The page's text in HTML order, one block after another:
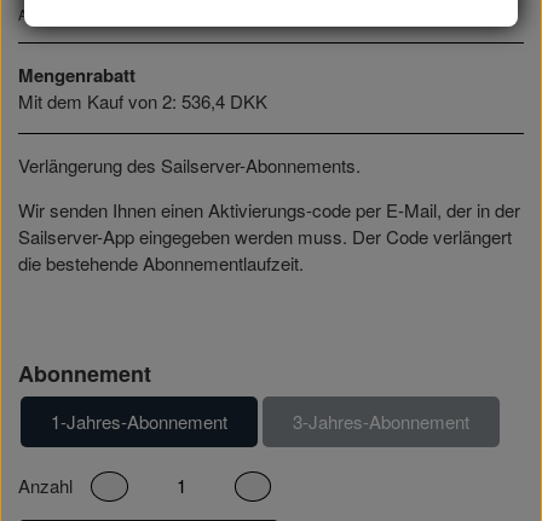
Artikelnummer: 51001
Mengenrabatt
Mit dem Kauf von 2: 536,4 DKK
Verlängerung des Sailserver-Abonnements.
Wir senden Ihnen einen Aktivierungs-code per E-Mail, der in der
Sailserver-App eingegeben werden muss. Der Code verlängert
die bestehende Abonnementlaufzeit.
Abonnement
1-Jahres-Abonnement 3-Jahres-Abonnement
Anzahl